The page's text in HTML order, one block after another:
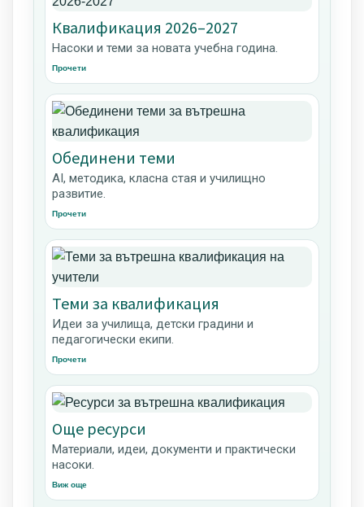
Квалификация 2026–2027
Насоки и теми за новата учебна година.
Прочети
Обединени теми
AI, методика, класна стая и училищно
развитие.
Прочети
Теми за квалификация
Идеи за училища, детски градини и
педагогически екипи.
Прочети
Още ресурси
Материали, идеи, документи и практически
насоки.
Виж още